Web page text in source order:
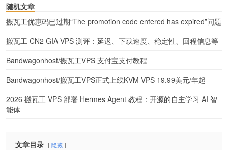
随机文章
搬瓦工优惠码已过期“The promotion code entered has expired”问题
搬瓦工 CN2 GIA VPS 测评：延迟、下载速度、稳定性、回程信息等
Bandwagonhost/搬瓦工VPS 支付宝支付教程
Bandwagonhost/搬瓦工VPS正式上线KVM VPS 19.99美元/年起
2026 搬瓦工 VPS 部署 Hermes Agent 教程：开源的自主学习 AI 智
能体
文章目录 隐藏